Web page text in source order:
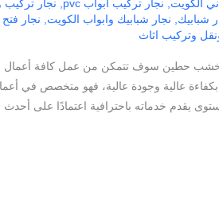
الكويت نجار تركيب ابواب pvc نجار تركيب
شبابيك نجار شبابيك وابواب الكويت نجار
وتركيب اثاث
خشب حطين سوف تتمكن من عمل كافة أعمال
عالية وجودة عالية، فهو متخصص في
يقدم خدماته باحترافية اعتمادًا على أحدث